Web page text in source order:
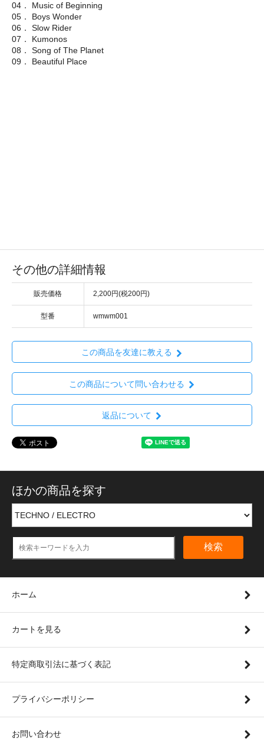
04． Music of Beginning
05． Boys Wonder
06． Slow Rider
07． Kumonos
08． Song of The Planet
09． Beautiful Place
その他の詳細情報
販売価格 2,200円(税200円)
型番 wmwm001
この商品を友達に教える
この商品について問い合わせる
返品について
ほかの商品を探す
検索
ホーム
カートを見る
特定商取引法に基づく表記
プライバシーポリシー
お問い合わせ